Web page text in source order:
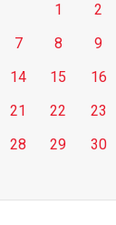
1
2
7 8 9
14 15 16
21 22 23
28 29
30